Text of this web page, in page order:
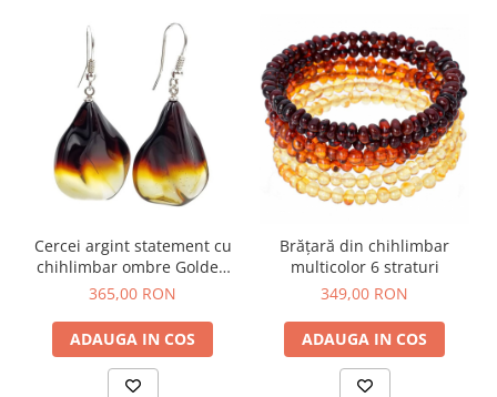
Cercei argint statement cu
chihlimbar ombre Golden
Sunset
365,00 RON
ADAUGA IN COS
Brățară din chihlimbar
multicolor 6 straturi
349,00 RON
ADAUGA IN COS